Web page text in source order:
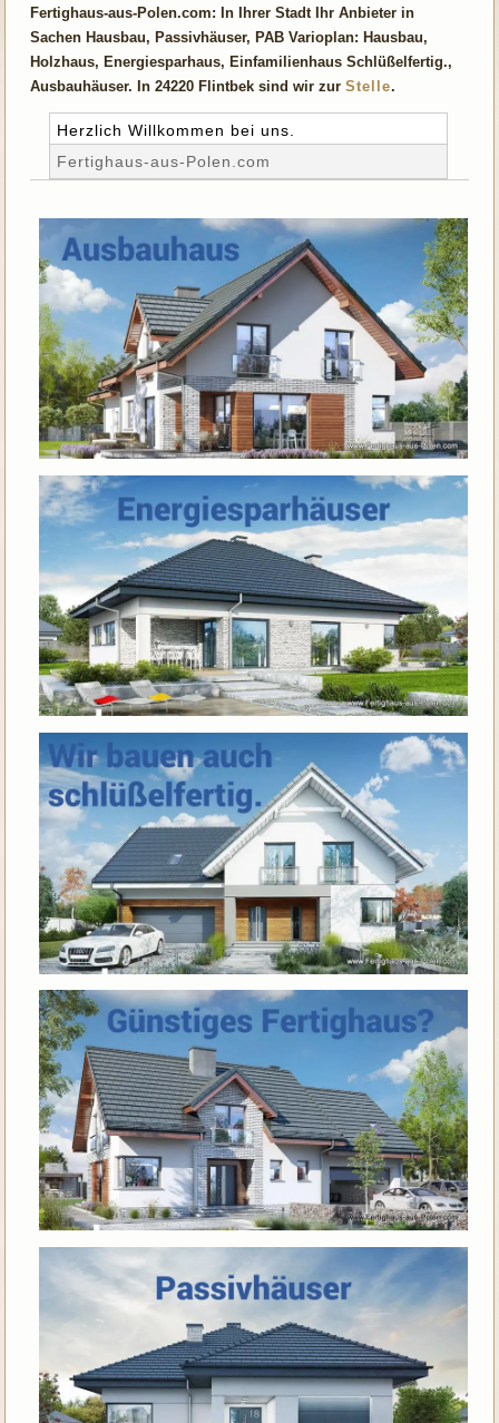
Fertighaus-aus-Polen.com: In Ihrer Stadt Ihr Anbieter in
Sachen Hausbau, Passivhäuser, PAB Varioplan: Hausbau,
Holzhaus, Energiesparhaus, Einfamilienhaus Schlüßelfertig.,
Ausbauhäuser. In 24220 Flintbek sind wir zurStelle.
Herzlich Willkommen bei uns.
Fertighaus-aus-Polen.com